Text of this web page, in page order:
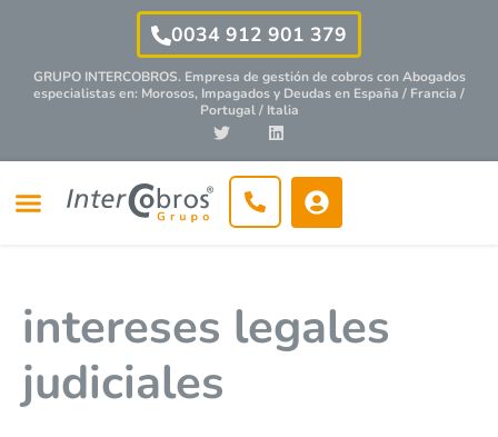
0034 912 901 379
GRUPO INTERCOBROS. Empresa de gestión de cobros conAbogados
especialistasen: Morosos, Impagados y Deudas en España / Francia /
Portugal / Italia
intereses legales
judiciales